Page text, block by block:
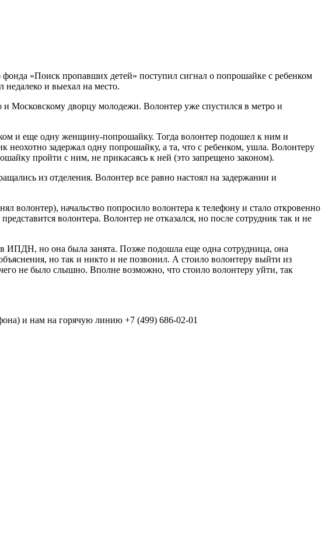
«Поиск пропавших детей» поступил сигнал о попрошайке с ребенком
и выехал на место.
Московскому дворцу молодежи. Волонтер уже спустился в метро и
и еще одну женщину-попрошайку. Тогда волонтер подошел к ним и
задержал одну попрошайку, а та, что с ребенком, ушла. Волонтеру
пройти с ним, не прикасаясь к ней (это запрещено законом).
из отделения. Волонтер все равно настоял на задержании и
волонтер), начальство попросило волонтера к телефону и стало откровенно
волонтера. Волонтер не отказался, но после сотрудник так и не
ИПДН, но она была занята. Позже подошла еще одна сотрудница, она
но так и никто и не позвонил. А стоило волонтеру выйти из
не было слышно. Вполне возможно, что стоило волонтеру уйти, так
и нам на горячую линию +7 (499) 686-02-01